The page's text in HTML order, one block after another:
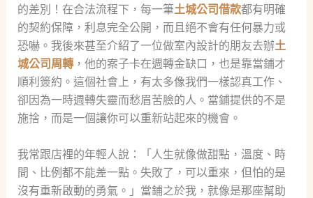
的差別！在合法流程下，每一筆土城公司借款都有明確
的契約保障，利息完全公開，而且絕不會有任何暴力或
恐嚇。我後來甚至介紹了一位做室內設計的朋友去辦土
城公司周轉，他的案子卡在週轉金缺口，也是靠當鋪才
順利簽約。這個社會上，有太多像我們一樣認真工作、
卻因為一時週轉失靈而愁眉苦臉的人。當鋪提供的不是
施捨，而是一個讓你可以重新站起來的機會。
我常跟店裡的年輕人說：「人生就像做甜點，溫度、時
間、比例都不能差一點。失敗了，可以重來，但怕的是
沒有重新啟動的勇氣。」當鋪之於我，就像是那座幫助